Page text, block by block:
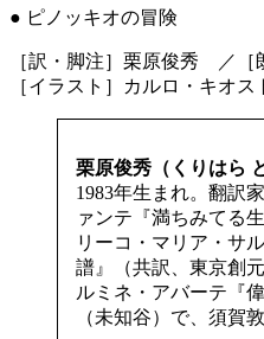
● ピノッキオの冒険
［訳・脚注］栗原俊秀 ／
［イラスト］カルロ・キオス
栗原俊秀（くりはら
1983年生まれ。翻訳
ァンテ『満ちみてる
リーコ・マリア・サ
譜』（共訳、東京創
ルミネ・アバーテ『
（未知谷）で、須賀